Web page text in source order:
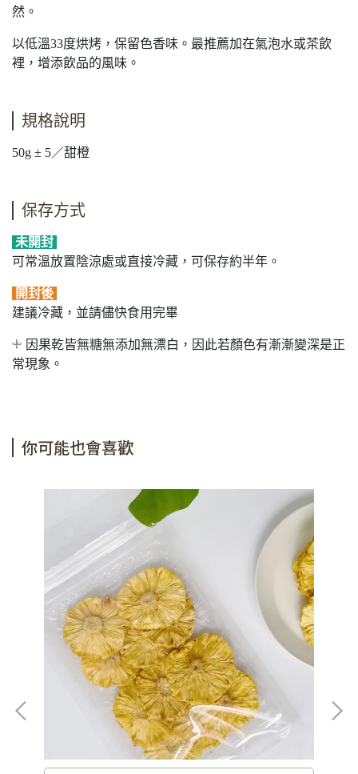
然。
以低溫33度烘烤，保留色香味。最推薦加在氣泡水或茶飲
裡，增添飲品的風味。
規格說明
50g ± 5／甜橙
保存方式
未開封
可常溫放置陰涼處或直接冷藏，可保存約半年。
開封後
建議冷藏，並請儘快食用完畢
𓇬 因果乾皆無糖無添加無漂白，因此若顏色有漸漸變深是正
常現象。
你可能也會喜歡